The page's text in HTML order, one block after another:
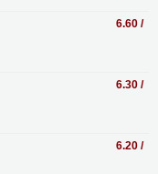
6.60 /
6.30 /
6.20 /